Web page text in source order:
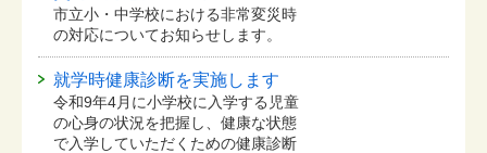
市立小・中学校における非常変災時
の対応についてお知らせします。
就学時健康診断を実施します
令和9年4月に小学校に入学する児童
の心身の状況を把握し、健康な状態
で入学していただくための健康診断